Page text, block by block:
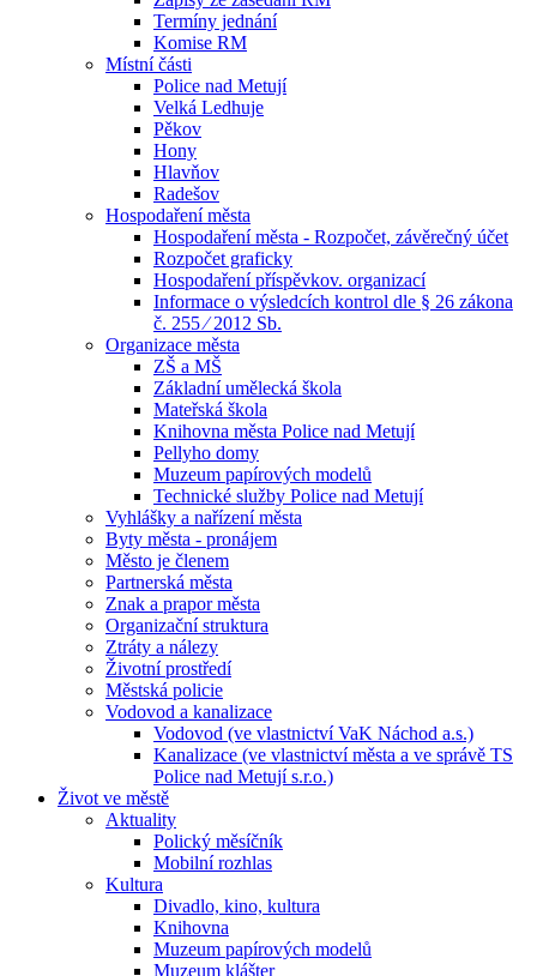
Termíny jednání
Komise RM
Místní části
Police nad Metují
Velká Ledhuje
Pěkov
Hony
Hlavňov
Radešov
Hospodaření města
Hospodaření města - Rozpočet, závěrečný účet
Rozpočet graficky
Hospodaření příspěvkov. organizací
Informace o výsledcích kontrol dle § 26 zákona
č. 255 ⁄ 2012 Sb.
Organizace města
ZŠ a MŠ
Základní umělecká škola
Mateřská škola
Knihovna města Police nad Metují
Pellyho domy
Muzeum papírových modelů
Technické služby Police nad Metují
Vyhlášky a nařízení města
Byty města - pronájem
Město je členem
Partnerská města
Znak a prapor města
Organizační struktura
Ztráty a nálezy
Životní prostředí
Městská policie
Vodovod a kanalizace
Vodovod (ve vlastnictví VaK Náchod a.s.)
Kanalizace (ve vlastnictví města a ve správě TS
Police nad Metují s.r.o.)
Život ve městě
Aktuality
Polický měsíčník
Mobilní rozhlas
Kultura
Divadlo, kino, kultura
Knihovna
Muzeum papírových modelů
Muzeum klášter